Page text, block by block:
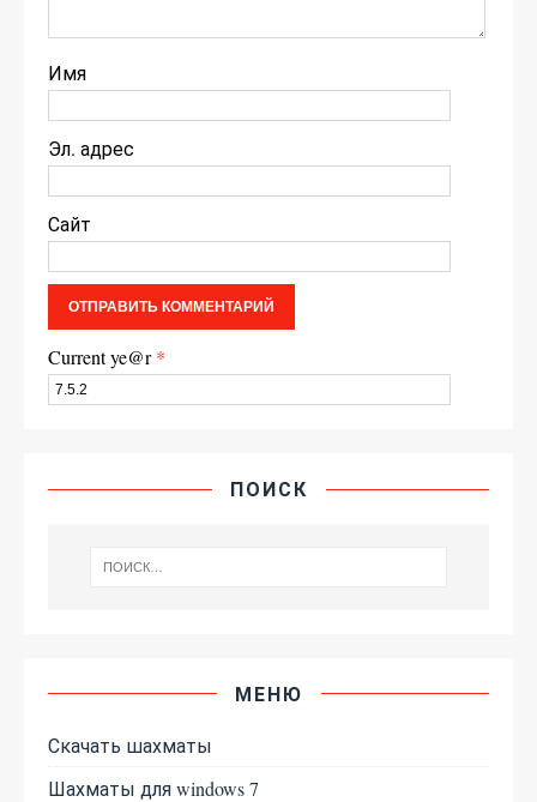
Имя
Эл. адрес
Сайт
Current ye@r*
ПОИСК
МЕНЮ
Скачать шахматы
Шахматы для windows 7